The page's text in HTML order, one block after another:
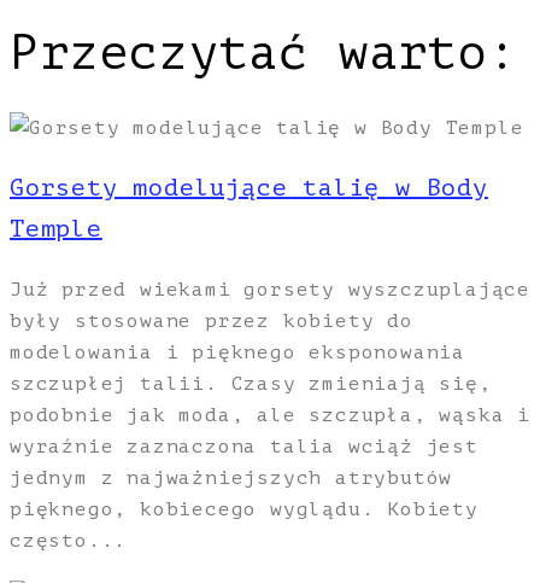
Przeczytać warto:
Gorsety modelujące talię w Body
Temple
Już przed wiekami gorsety wyszczuplające
były stosowane przez kobiety do
modelowania i pięknego eksponowania
szczupłej talii. Czasy zmieniają się,
podobnie jak moda, ale szczupła, wąska i
wyraźnie zaznaczona talia wciąż jest
jednym z najważniejszych atrybutów
pięknego, kobiecego wyglądu. Kobiety
często...